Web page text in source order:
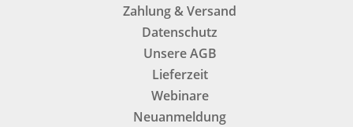
Zahlung & Versand
Datenschutz
Unsere AGB
Lieferzeit
Webinare
Neuanmeldung